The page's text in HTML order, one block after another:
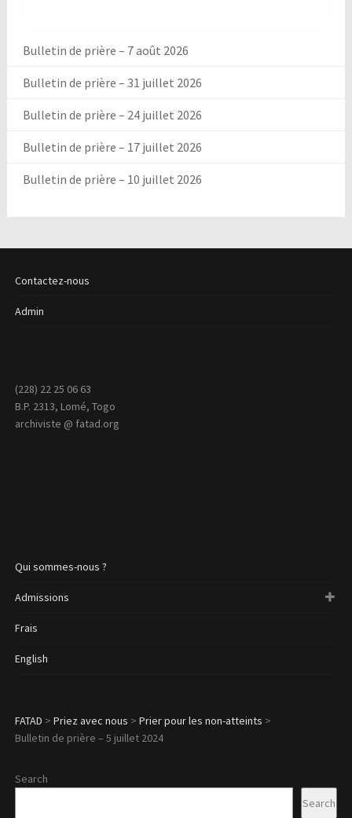
Bulletin de prière – 7 août 2026
Bulletin de prière – 31 juillet 2026
Bulletin de prière – 24 juillet 2026
Bulletin de prière – 17 juillet 2026
Bulletin de prière – 10 juillet 2026
Contactez-nous
Admin
(228) 22 25 06 63
B.P. 2313, Lomé, Togo
archiviste @ fatad.org
Qui sommes-nous ?
Admissions
Frais
English
FATAD > Priez avec nous > Prier pour les non-atteints >
Bulletin de prière – 5 juillet 2024
Search
Search